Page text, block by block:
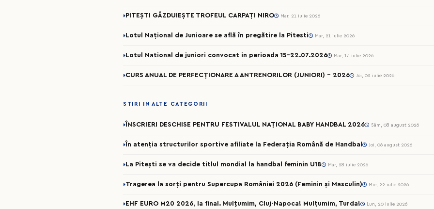
PITEȘTI GĂZDUIEȘTE TROFEUL CARPAȚI NIRO Mar, 21 iulie 2026
Lotul Național de Junioare se află în pregătire la Pitesti Mar, 21 iulie 2026
Lotul National de juniori convocat in perioada 15-22.07.2026 Mar, 14 iulie 2026
CURS ANUAL DE PERFECȚIONARE A ANTRENORILOR (JUNIORI) - 2026 Joi, 02 iulie 2026
STIRI IN ALTE CATEGORII
ÎNSCRIERI DESCHISE PENTRU FESTIVALUL NAȚIONAL BABY HANDBAL 2026 Sâm, 08 august 2026
În atenția structurilor sportive afiliate la Federația Română de Handbal Joi, 06 august 2026
La Pitești se va decide titlul mondial la handbal feminin U18 Mar, 28 iulie 2026
Tragerea la sorți pentru Supercupa României 2026 (Feminin și Masculin) Mie, 22 iulie 2026
EHF EURO M20 2026, la final. Mulțumim, Cluj-Napoca! Mulțumim, Turda! Lun, 20 iulie 2026